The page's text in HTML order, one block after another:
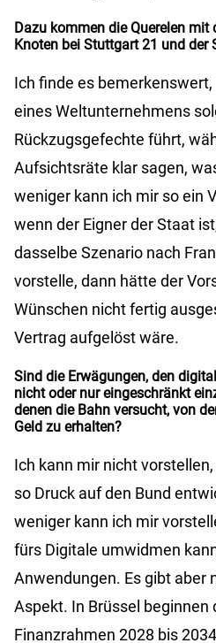
Dazu kommen die Querelen
Knoten bei Stuttgart 21 und der
Ich finde es
eines Weltunternehmens
Rückzugsgefechte führt,
Aufsichtsräte klar sagen,
weniger kann ich mir so ein
wenn der Eigner der Staat
dasselbe Szenario nach
vorstelle, dann hätte der
Wünschen nicht fertig
Vertrag aufgelöst wäre.
Sind die Erwägungen, den
nicht oder nur eingeschränkt
denen die Bahn versucht, von
Geld zu erhalten?
Ich kann mir nicht
so Druck auf den Bund
weniger kann ich mir
fürs Digitale umwidmen
Anwendungen. Es gibt aber
Aspekt. In Brüssel beginnen
Finanzrahmen 2028 bis